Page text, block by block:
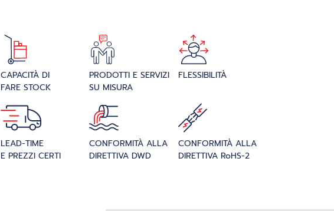
CAPACITÀ DI
FARE STOCK
PRODOTTI E SERVIZI
SU MISURA
FLESSIBILITÀ
LEAD-TIME
E PREZZI CERTI
CONFORMITÀ ALLA
DIRETTIVA DWD
CONFORMITÀ ALLA
DIRETTIVA RoHS-2